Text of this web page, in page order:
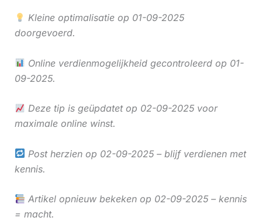
Kleine optimalisatie op 01-09-2025
doorgevoerd.
Online verdienmogelijkheid gecontroleerd op 01-
09-2025.
Deze tip is geüpdatet op 02-09-2025 voor
maximale online winst.
Post herzien op 02-09-2025 – blijf verdienen met
kennis.
Artikel opnieuw bekeken op 02-09-2025 – kennis
= macht.